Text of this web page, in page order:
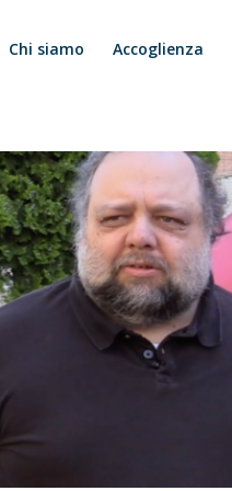
Chi siamo Accoglienza